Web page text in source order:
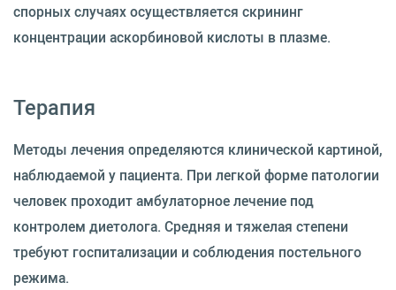
спорных случаях осуществляется скрининг
концентрации аскорбиновой кислоты в плазме.
Терапия
Методы лечения определяются клинической картиной,
наблюдаемой у пациента. При легкой форме патологии
человек проходит амбулаторное лечение под
контролем диетолога. Средняя и тяжелая степени
требуют госпитализации и соблюдения постельного
режима.